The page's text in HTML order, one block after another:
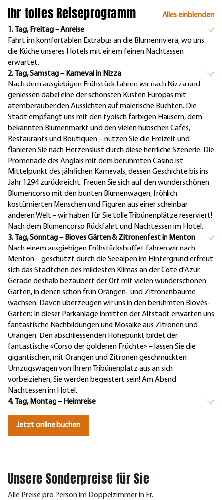
Ihr tolles Reiseprogramm
Alles einblenden
1. Tag, Freitag – Anreise
Fahrt im komfortablen Extrabus an die Blumenriviera, wo uns
die Küche unseres Hotels mit einem feinen Nachtessen
erwartet.
2. Tag, Samstag – Karneval in Nizza
Nach dem ausgiebigen Frühstück fahren wir nach Nizza und
geniessen dabei eine der schönsten Küsten Europas mit
atemberaubenden Aussichten auf malerische Buchten. Die
Stadt empfängt uns mit den typisch farbigen Häusern, dem
bekannten Blumenmarkt und den vielen hübschen Cafés,
Restaurants und Boutiquen – nutzen Sie die Freizeit und
flanieren Sie nach Herzenslust durch diese herrliche Szenerie. Die
Promenade des Anglais mit dem berühmten Casino ist
Mittelpunkt des jährlichen Karnevals, dessen Geschichte bis ins
Jahr 1294 zurückreicht. Freuen Sie sich auf den wunderschönen
Blumencorso mit den bunten Blumenwagen, fröhlich
kostümierten Menschen und Figuren aus einer scheinbar
anderen Welt – wir haben für Sie tolle Tribünenplätze reserviert!
Nach dem Blumencorso Rückfahrt und Nachtessen im Hotel.
3. Tag, Sonntag – Bioves Gärten & Zitronenfest in Menton
Nach einem ausgiebigen Frühstücksbuffet fahren wir nach
Menton – geschützt durch die Seealpen im Hintergrund erfreut
sich das Städtchen des mildesten Klimas an der Côte d'Azur.
Gerade deshalb bezaubert der Ort mit vielen wunderschönen
Gärten, in denen schon früh Orangen- und Zitronenbäume
wachsen. Davon überzeugen wir uns in den berühmten Biovès-
Gärten: In dieser Parkanlage inmitten der Altstadt erwarten uns
fantastische Nachbildungen und Mosaike aus Zitronen und
Orangen. Den abschliessenden Höhepunkt bildet der
fantastische «Corso der goldenen Früchte» – lassen Sie die
gigantischen, mit Orangen und Zitronen geschmückten
Umzugswagen von Ihrem Tribünenplatz aus an sich
vorbeiziehen, Sie werden begeistert sein! Am Abend
Nachtessen im Hotel.
4. Tag, Montag – Heimreise
Jetzt online buchen
Unsere Sonderpreise für Sie
Alle Preise pro Person im Doppelzimmer in Fr.